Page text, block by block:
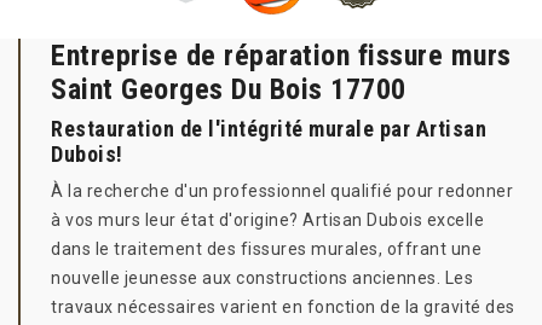
Entreprise de réparation fissure murs
Saint Georges Du Bois 17700
Restauration de l'intégrité murale par Artisan
Dubois!
À la recherche d'un professionnel qualifié pour redonner
à vos murs leur état d'origine? Artisan Dubois excelle
dans le traitement des fissures murales, offrant une
nouvelle jeunesse aux constructions anciennes. Les
travaux nécessaires varient en fonction de la gravité des